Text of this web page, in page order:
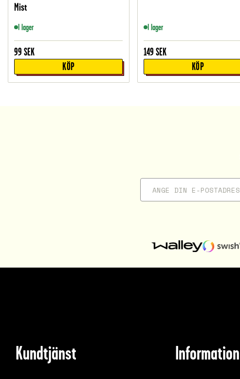
Mist
I lager
99 SEK
KÖP
I lager
149 SEK
KÖP
Kundtjänst Information